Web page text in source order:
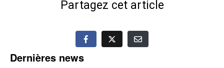
Partagez cet article
Dernières news